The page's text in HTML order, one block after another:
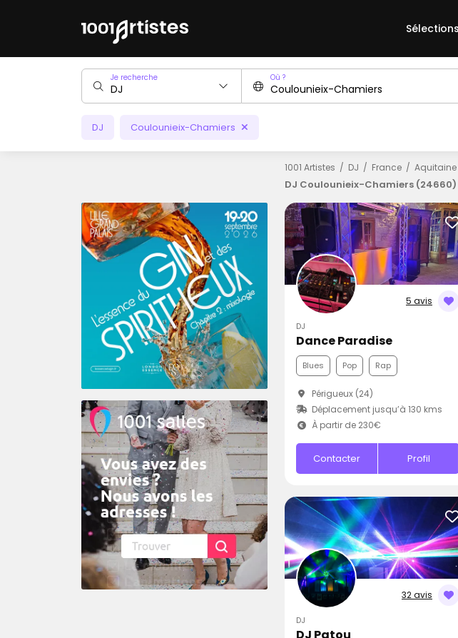
Sélections
Je recherche Où ?
DJ Coulounieix-Chamiers
1001 Artistes DJ France Aquitaine
DJ Coulounieix-Chamiers (24660)
5 avis
DJ
Dance Paradise
Blues Pop Rap
Périgueux (24)
Déplacement jusqu’à 130 kms
À partir de 230€
Contacter Profil
32 avis
DJ